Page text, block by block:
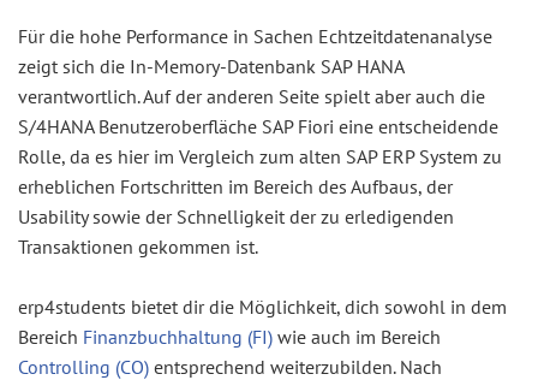
Für die hohe Performance in Sachen Echtzeitdatenanalyse
zeigt sich die In-Memory-Datenbank SAP HANA
verantwortlich. Auf der anderen Seite spielt aber auch die
S/4HANA Benutzeroberfläche SAP Fiori eine entscheidende
Rolle, da es hier im Vergleich zum alten SAP ERP System zu
erheblichen Fortschritten im Bereich des Aufbaus, der
Usability sowie der Schnelligkeit der zu erledigenden
Transaktionen gekommen ist.
erp4students bietet dir die Möglichkeit, dich sowohl in dem
Bereich Finanzbuchhaltung (FI) wie auch im Bereich
Controlling (CO) entsprechend weiterzubilden. Nach